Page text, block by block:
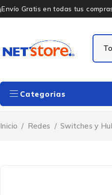
¡Envío Gratis en todas tus
Categorias
Inicio / Redes / Switches y